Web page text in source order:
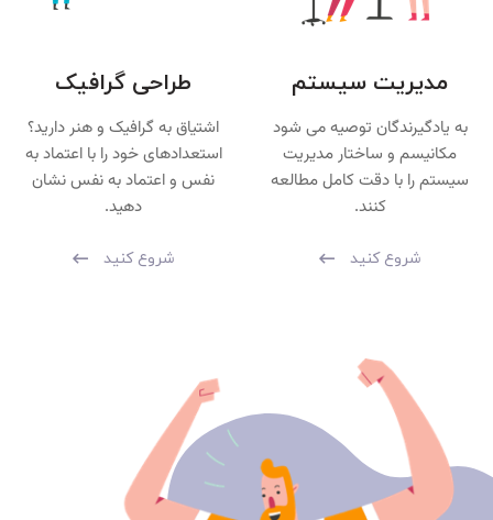
مدیریت سیستم
به یادگیرندگان توصیه می شود
مکانیسم و ​​ساختار مدیریت
سیستم را با دقت کامل مطالعه
کنند.
شروع کنید
طراحی گرافیک
اشتیاق به گرافیک و هنر دارید؟
استعدادهای خود را با اعتماد به
نفس و اعتماد به نفس نشان
دهید.
شروع کنید